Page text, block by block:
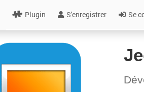
Plugin S'enregistrer Se